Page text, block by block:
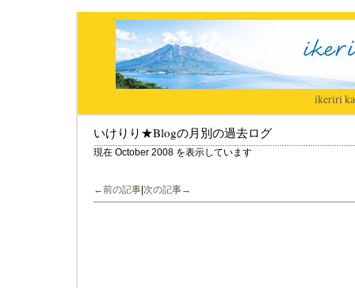
ikeriri|
いけりり★Blogの月別の過去ログ
現在 October 2008 を表示しています
←前の記事 次の記事→